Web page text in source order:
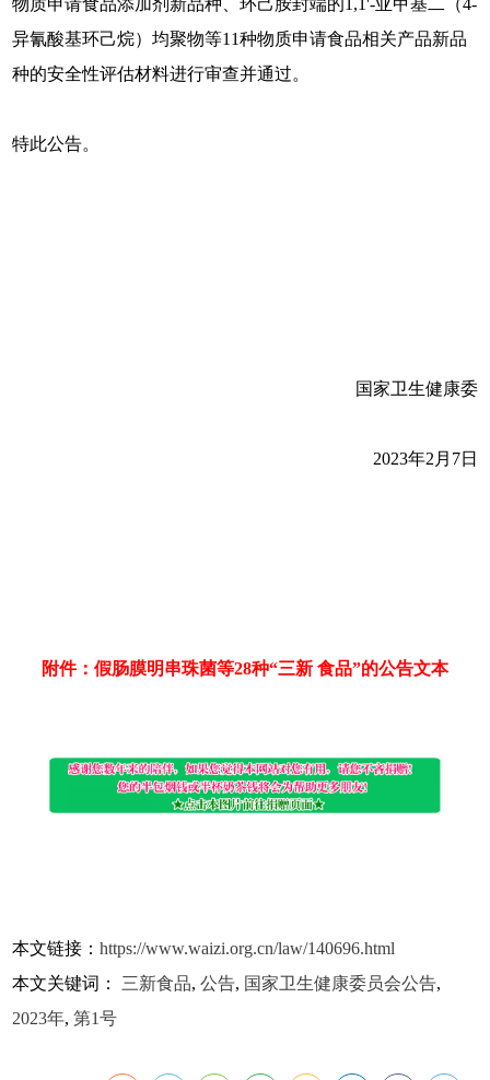
物质申请食品添加剂新品种、环己胺封端的1,1'-亚甲基二（4-
异氰酸基环己烷）均聚物等11种物质申请食品相关产品新品
种的安全性评估材料进行审查并通过。
特此公告。
国家卫生健康委
2023年2月7日
附件：假肠膜明串珠菌等28种“三新 食品”的公告文本
本文链接：https://www.waizi.org.cn/law/140696.html
本文关键词：三新食品,公告, 国家卫生健康委员会公告,
2023年,第1号